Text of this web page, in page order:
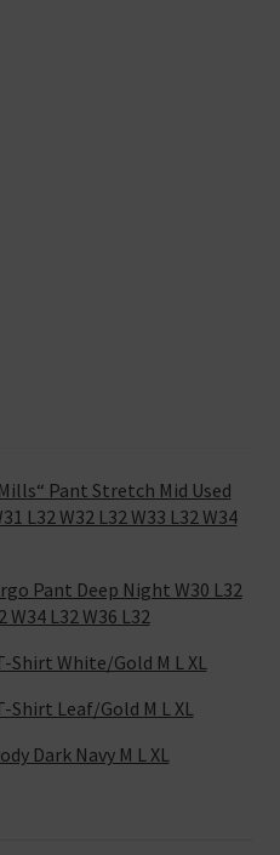
Pant Stretch Mid Used
L32 W32 L32 W33 L32 W34
Pant Deep Night W30 L32
W34 L32 W36 L32
Shirt White/Gold M L XL
Shirt Leaf/Gold M L XL
Dark Navy M L XL